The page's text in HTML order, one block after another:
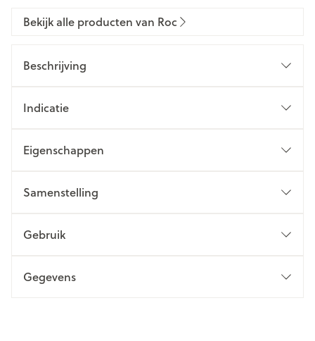
Bekijk alle producten van Roc
Beschrijving
Indicatie
Eigenschappen
Samenstelling
Gebruik
Gegevens